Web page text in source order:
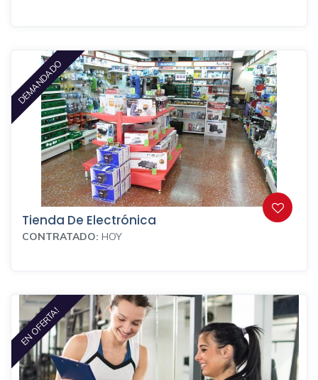
DEMANDADO
Tienda De Electrónica
CONTRATADO: HOY
EN OFERTA!